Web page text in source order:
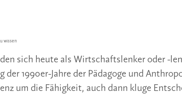
wissen
sich heute als Wirtschaftslenker oder -
der 1990er-Jahre der Pädagoge und
um die Fähigkeit, auch dann kluge